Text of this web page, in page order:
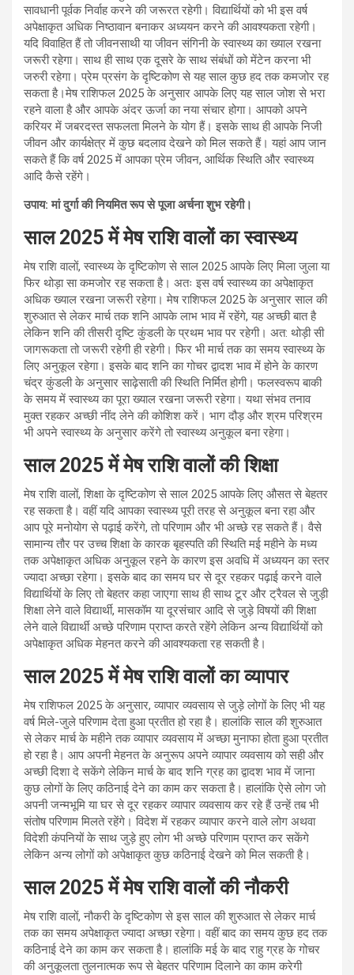
सावधानी पूर्वक निर्वाह करने की जरूरत रहेगी। विद्यार्थियों को भी इस वर्ष
अपेक्षाकृत अधिक निष्ठावान बनाकर अध्ययन करने की आवश्यकता रहेगी।
यदि विवाहित हैं तो जीवनसाथी या जीवन संगिनी के स्वास्थ्य का ख्याल रखना
जरूरी रहेगा। साथ ही साथ एक दूसरे के साथ संबंधों को मेंटेन करना भी
जरुरी रहेगा। प्रेम प्रसंग के दृष्टिकोण से यह साल कुछ हद तक कमजोर रह
सकता है।मेष राशिफल 2025 के अनुसार आपके लिए यह साल जोश से भरा
रहने वाला है और आपके अंदर ऊर्जा का नया संचार होगा। आपको अपने
करियर में जबरदस्त सफलता मिलने के योग हैं। इसके साथ ही आपके निजी
जीवन और कार्यक्षेत्र में कुछ बदलाव देखने को मिल सकते हैं। यहां आप जान
सकते हैं कि वर्ष 2025 में आपका प्रेम जीवन, आर्थिक स्थिति और स्वास्थ्य
आदि कैसे रहेंगे।
उपाय: मां दुर्गा की नियमित रूप से पूजा अर्चना शुभ रहेगी।
साल 2025 में मेष राशि वालों का स्वास्थ्य
मेष राशि वालों, स्वास्थ्य के दृष्टिकोण से साल 2025 आपके लिए मिला जुला या
फिर थोड़ा सा कमजोर रह सकता है। अतः इस वर्ष स्वास्थ्य का अपेक्षाकृत
अधिक ख्याल रखना जरूरी रहेगा। मेष राशिफल 2025 के अनुसार साल की
शुरुआत से लेकर मार्च तक शनि आपके लाभ भाव में रहेंगे, यह अच्छी बात है
लेकिन शनि की तीसरी दृष्टि कुंडली के प्रथम भाव पर रहेगी। अत: थोड़ी सी
जागरूकता तो जरूरी रहेगी ही रहेगी। फिर भी मार्च तक का समय स्वास्थ्य के
लिए अनुकूल रहेगा। इसके बाद शनि का गोचर द्वादश भाव में होने के कारण
चंद्र कुंडली के अनुसार साढ़ेसाती की स्थिति निर्मित होगी। फलस्वरूप बाकी
के समय में स्वास्थ्य का पूरा ख्याल रखना जरूरी रहेगा। यथा संभव तनाव
मुक्त रहकर अच्छी नींद लेने की कोशिश करें। भाग दौड़ और श्रम परिश्रम
भी अपने स्वास्थ्य के अनुसार करेंगे तो स्वास्थ्य अनुकूल बना रहेगा।
साल 2025 में मेष राशि वालों की शिक्षा
मेष राशि वालों, शिक्षा के दृष्टिकोण से साल 2025 आपके लिए औसत से बेहतर
रह सकता है। वहीं यदि आपका स्वास्थ्य पूरी तरह से अनुकूल बना रहा और
आप पूरे मनोयोग से पढ़ाई करेंगे, तो परिणाम और भी अच्छे रह सकते हैं। वैसे
सामान्य तौर पर उच्च शिक्षा के कारक बृहस्पति की स्थिति मई महीने के मध्य
तक अपेक्षाकृत अधिक अनुकूल रहने के कारण इस अवधि में अध्ययन का स्तर
ज्यादा अच्छा रहेगा। इसके बाद का समय घर से दूर रहकर पढ़ाई करने वाले
विद्यार्थियों के लिए तो बेहतर कहा जाएगा साथ ही साथ टूर और ट्रैवल से जुड़ी
शिक्षा लेने वाले विद्यार्थी, मासकॉम या दूरसंचार आदि से जुड़े विषयों की शिक्षा
लेने वाले विद्यार्थी अच्छे परिणाम प्राप्त करते रहेंगे लेकिन अन्य विद्यार्थियों को
अपेक्षाकृत अधिक मेहनत करने की आवश्यकता रह सकती है।
साल 2025 में मेष राशि वालों का व्यापार
मेष राशिफल 2025 के अनुसार, व्यापार व्यवसाय से जुड़े लोगों के लिए भी यह
वर्ष मिले-जुले परिणाम देता हुआ प्रतीत हो रहा है। हालांकि साल की शुरुआत
से लेकर मार्च के महीने तक व्यापार व्यवसाय में अच्छा मुनाफा होता हुआ प्रतीत
हो रहा है। आप अपनी मेहनत के अनुरूप अपने व्यापार व्यवसाय को सही और
अच्छी दिशा दे सकेंगे लेकिन मार्च के बाद शनि ग्रह का द्वादश भाव में जाना
कुछ लोगों के लिए कठिनाई देने का काम कर सकता है। हालांकि ऐसे लोग जो
अपनी जन्मभूमि या घर से दूर रहकर व्यापार व्यवसाय कर रहे हैं उन्हें तब भी
संतोष परिणाम मिलते रहेंगे। विदेश में रहकर व्यापार करने वाले लोग अथवा
विदेशी कंपनियों के साथ जुड़े हुए लोग भी अच्छे परिणाम प्राप्त कर सकेंगे
लेकिन अन्य लोगों को अपेक्षाकृत कुछ कठिनाई देखने को मिल सकती है।
साल 2025 में मेष राशि वालों की नौकरी
मेष राशि वालों, नौकरी के दृष्टिकोण से इस साल की शुरुआत से लेकर मार्च
तक का समय अपेक्षाकृत ज्यादा अच्छा रहेगा। वहीं बाद का समय कुछ हद तक
कठिनाई देने का काम कर सकता है। हालांकि मई के बाद राहु ग्रह के गोचर
की अनुकूलता तुलनात्मक रूप से बेहतर परिणाम दिलाने का काम करेगी